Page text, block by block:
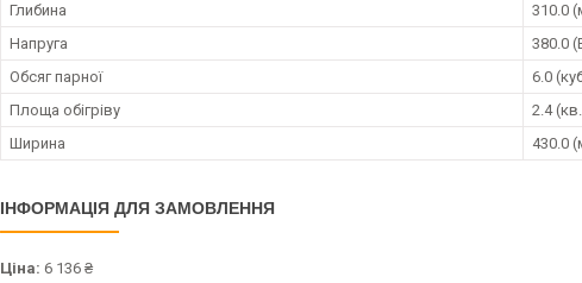
Глибина
310.0
Напруга
380.0
Обсяг парної
6.0
Площа обігріву
2.4
Ширина
430.0
ІНФОРМАЦІЯ ДЛЯ ЗАМОВЛЕННЯ
Ціна: 6 136 ₴